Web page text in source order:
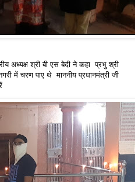
अध्यक्ष श्री बी एस बेदी ने कहा प्रभु श्री
में चरण पाए थे माननीय प्रधानमंत्री जी